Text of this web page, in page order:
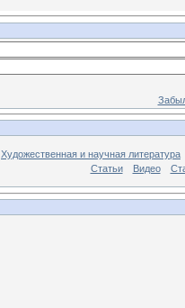
Художественная и научная литература
Статьи
Видео